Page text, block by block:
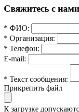
Свяжитесь с нами
* ФИО:
* Организация:
* Телефон:
E-mail:
* Текст сообщения:
Прикрепить файл
К загрузке